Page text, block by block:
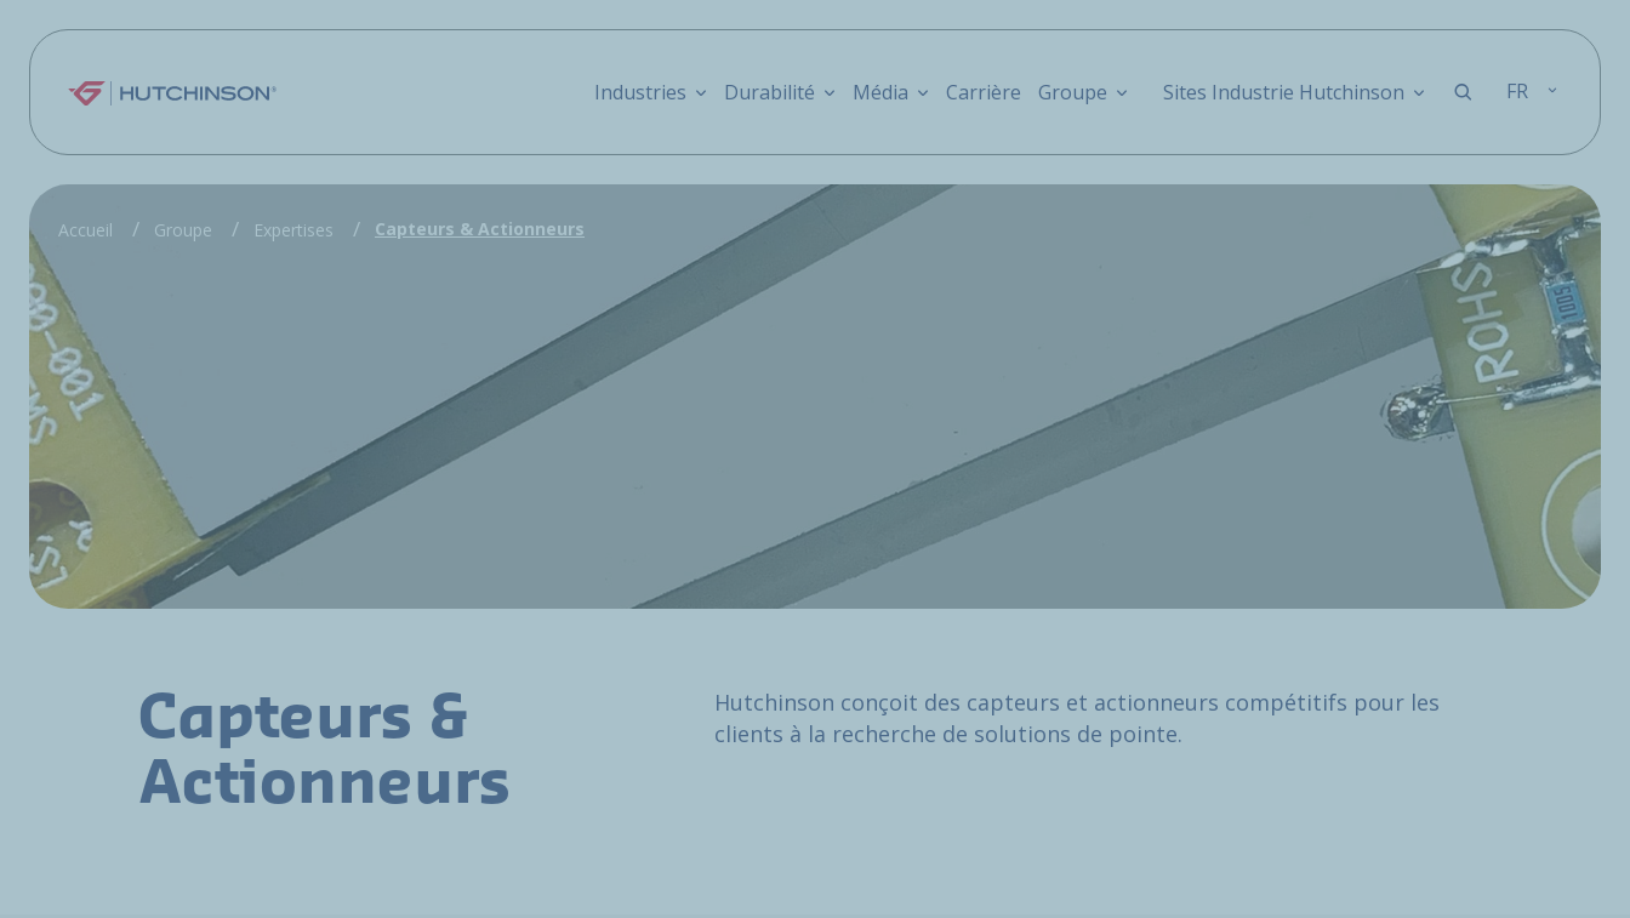
Aller au contenu principal
Industries Durabilité Média Carrière Groupe Sites Industrie Hutchinson FR
Accueil Groupe Expertises Capteurs & Actionneurs
Capteurs &
Actionneurs
Hutchinson conçoit des capteurs et actionneurs compétitifs pour les
clients à la recherche de solutions de pointe.